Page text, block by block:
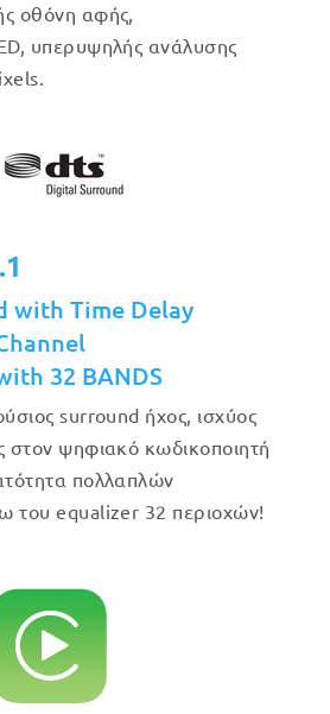
οθόνη αφής,
υπερυψηλής ανάλυσης
with Time Delay
32 BANDS
surround ήχος, ισχύος
στον ψηφιακό κωδικοποιητή
πολλαπλών
του equalizer 32 περιοχών!